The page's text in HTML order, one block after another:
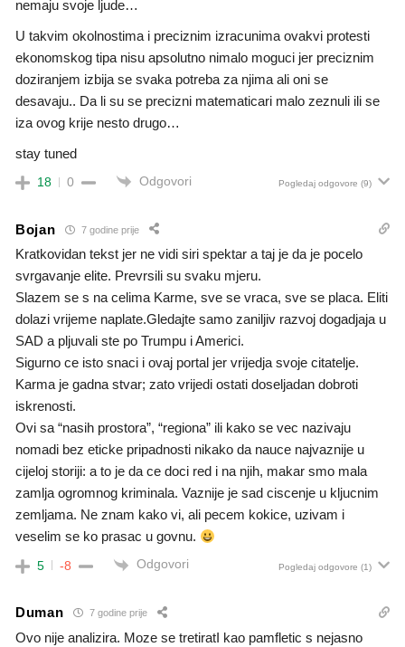
nemaju svoje ljude…
U takvim okolnostima i preciznim izracunima ovakvi protesti
ekonomskog tipa nisu apsolutno nimalo moguci jer preciznim
doziranjem izbija se svaka potreba za njima ali oni se
desavaju.. Da li su se precizni matematicari malo zeznuli ili se
iza ovog krije nesto drugo…
stay tuned
18 0 Odgovori Pogledaj odgovore (9)
Bojan 7 godine prije
Kratkovidan tekst jer ne vidi siri spektar a taj je da je pocelo
svrgavanje elite. Prevrsili su svaku mjeru.
Slazem se s na celima Karme, sve se vraca, sve se placa. Eliti
dolazi vrijeme naplate.Gledajte samo zaniljiv razvoj dogadjaja u
SAD a pljuvali ste po Trumpu i Americi.
Sigurno ce isto snaci i ovaj portal jer vrijedja svoje citatelje.
Karma je gadna stvar; zato vrijedi ostati doseljadan dobroti
iskrenosti.
Ovi sa “nasih prostora”, “regiona” ili kako se vec nazivaju
nomadi bez eticke pripadnosti nikako da nauce najvaznije u
cijeloj storiji: a to je da ce doci red i na njih, makar smo mala
zamlja ogromnog kriminala. Vaznije je sad ciscenje u kljucnim
zemljama. Ne znam kako vi, ali pecem kokice, uzivam i
veselim se ko prasac u govnu.
5 -8 Odgovori Pogledaj odgovore (1)
Duman 7 godine prije
Ovo nije analizira. Moze se tretiratI kao pamfletic s nejasno